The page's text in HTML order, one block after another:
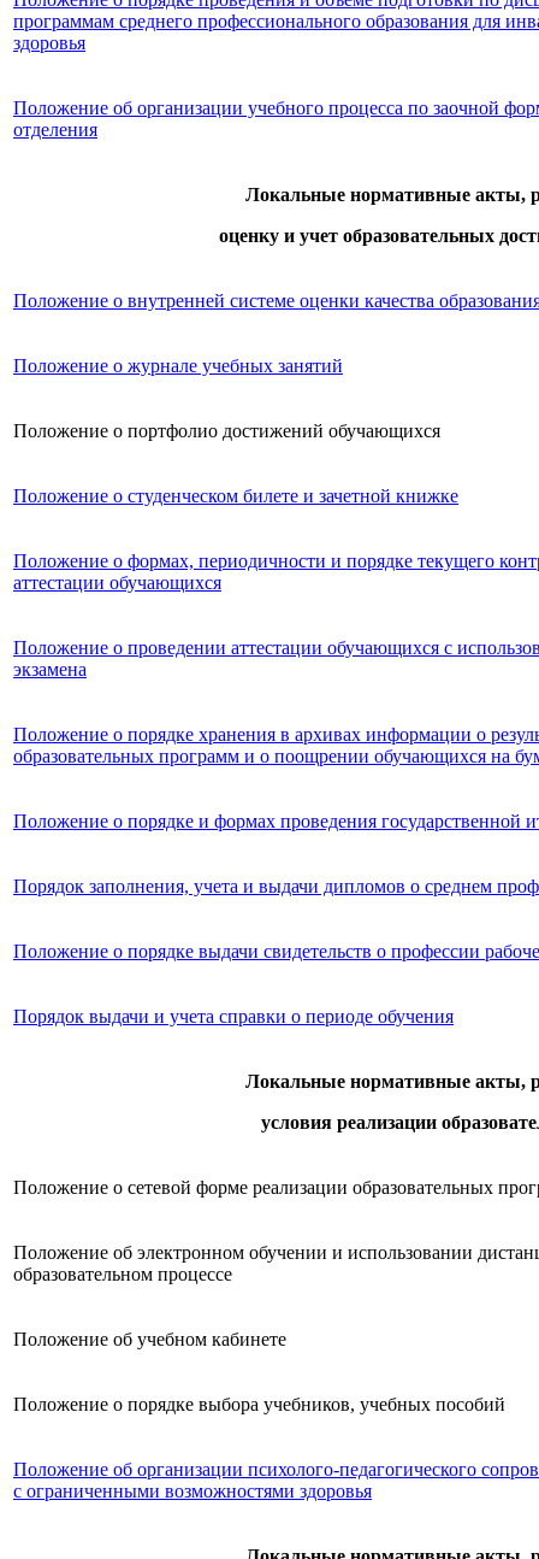
программам среднего профессионального образования для
здоровья
Положение об организации учебного процесса по заочной
отделения
Локальные нормативные акты,
оценку и учет образовательных
Положение о внутренней системе оценки качества
Положение о журнале учебных занятий
Положение о портфолио достижений обучающихся
Положение о студенческом билете и зачетной книжке
Положение о формах, периодичности и порядке текущего
аттестации обучающихся
Положение о проведении аттестации обучающихся с
экзамена
Положение о порядке хранения в архивах информации о
образовательных программ и о поощрении обучающихся на
Положение о порядке и формах проведения государственной
Порядок заполнения, учета и выдачи дипломов о среднем
Положение о порядке выдачи свидетельств о профессии
Порядок выдачи и учета справки о периоде обучения
Локальные нормативные акты,
условия реализации
Положение о сетевой форме реализации образовательных
Положение об электронном обучении и использовании
образовательном процессе
Положение об учебном кабинете
Положение о порядке выбора учебников, учебных пособий
Положение об организации психолого-педагогического
с ограниченными возможностями здоровья